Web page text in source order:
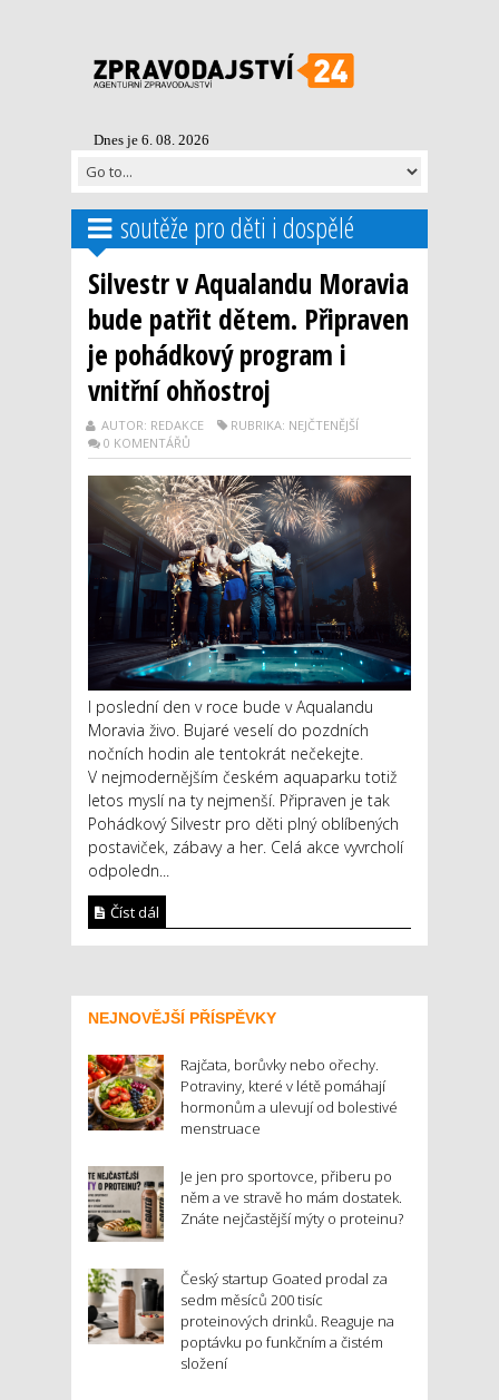
Dnes je 6. 08. 2026
soutěže pro děti i dospělé
Silvestr v Aqualandu Moravia
bude patřit dětem. Připraven
je pohádkový program i
vnitřní ohňostroj
AUTOR: REDAKCE
RUBRIKA: NEJČTENĚJŠÍ
0 KOMENTÁŘŮ
I poslední den v roce bude v Aqualandu
Moravia živo. Bujaré veselí do pozdních
nočních hodin ale tentokrát nečekejte.
V nejmodernějším českém aquaparku totiž
letos myslí na ty nejmenší. Připraven je tak
Pohádkový Silvestr pro děti plný oblíbených
postaviček, zábavy a her. Celá akce vyvrcholí
odpoledn...
Číst dál
NEJNOVĚJŠÍ PŘÍSPĚVKY
Rajčata, borůvky nebo ořechy.
Potraviny, které v létě pomáhají
hormonům a ulevují od bolestivé
menstruace
Je jen pro sportovce, přiberu po
něm a ve stravě ho mám dostatek.
Znáte nejčastější mýty o proteinu?
Český startup Goated prodal za
sedm měsíců 200 tisíc
proteinových drinků. Reaguje na
poptávku po funkčním a čistém
složení